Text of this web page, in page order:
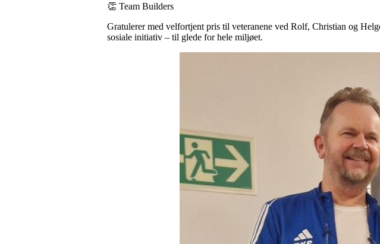
👏 Team Builders
Gratulerer med velfortjent pris til veteranene ved Rolf, Christian og
sosiale initiativ – til glede for hele miljøet.